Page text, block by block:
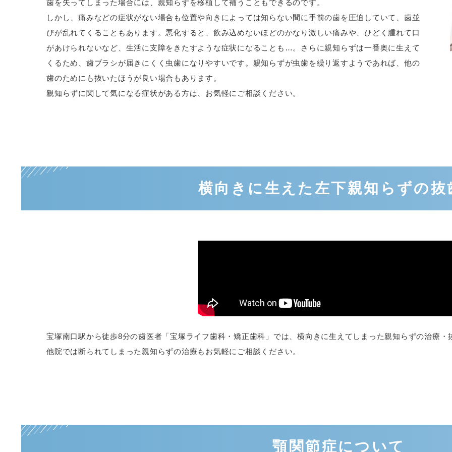
歯を失ってしまった場合には、親知らずを移植して補うこともできるのです。
しかし、痛みなどの症状がない場合も位置や向きによっては知らない間に手前の歯を圧迫していて、歯並
びが乱れてくることもあります。悪化すると、飲み込めないほどのかなり激しい痛みや、ひどく腫れて口
があけられないなど、生活に支障をきたすような症状になることも…。さらに親知らずは一番奥に生えて
くるため、歯ブラシが届きにくく虫歯になりやすいです。親知らずが虫歯を繰り返すようであれば、他の
歯のためにも抜いたほうが良い場合もあります。
親知らずに関して気になる症状がある方は、お気軽にご相談ください。
横向きに生えた左下親知らずの抜
宝塚南口駅から徒歩8分の歯医者「宝塚ライフ歯科・矯正歯科」では、横向きに生えてしまった親知らずの治療・
他院では断られてしまった親知らずの治療もお気軽にご相談ください。
顎関節症について